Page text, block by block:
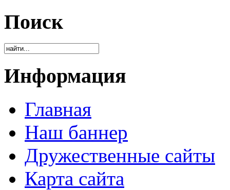
Поиск
Информация
Главная
Наш баннер
Дружественные сайты
Карта сайта